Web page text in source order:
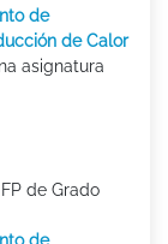
de
de Calor
asignatura
de Grado
de